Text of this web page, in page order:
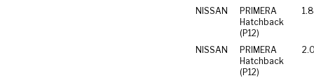
NISSAN
PRIMERA
Hatchback
(P12)
1.8
NISSAN
PRIMERA
Hatchback
(P12)